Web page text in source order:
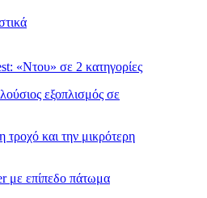
«Ντου» σε 2 κατηγορίες
εξοπλισμός σε
και την μικρότερη
με επίπεδο πάτωμα